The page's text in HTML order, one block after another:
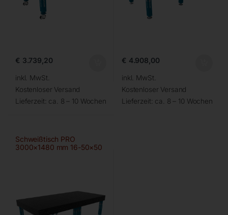
€ 3.739,20
inkl. MwSt.
Kostenloser Versand
Lieferzeit: ca. 8 – 10 Wochen
€ 4.908,00
inkl. MwSt.
Kostenloser Versand
Lieferzeit: ca. 8 – 10 Wochen
Schweißtisch PRO
3000×1480 mm 16-50×50